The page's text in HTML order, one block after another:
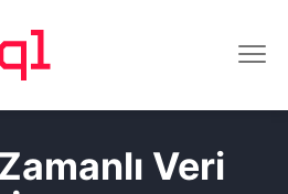
Veri